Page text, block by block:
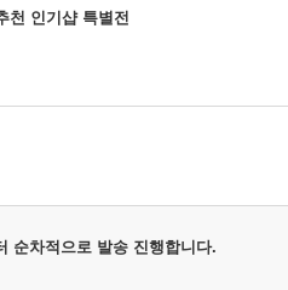
천 인기샵 특별전
순차적으로 발송 진행합니다.